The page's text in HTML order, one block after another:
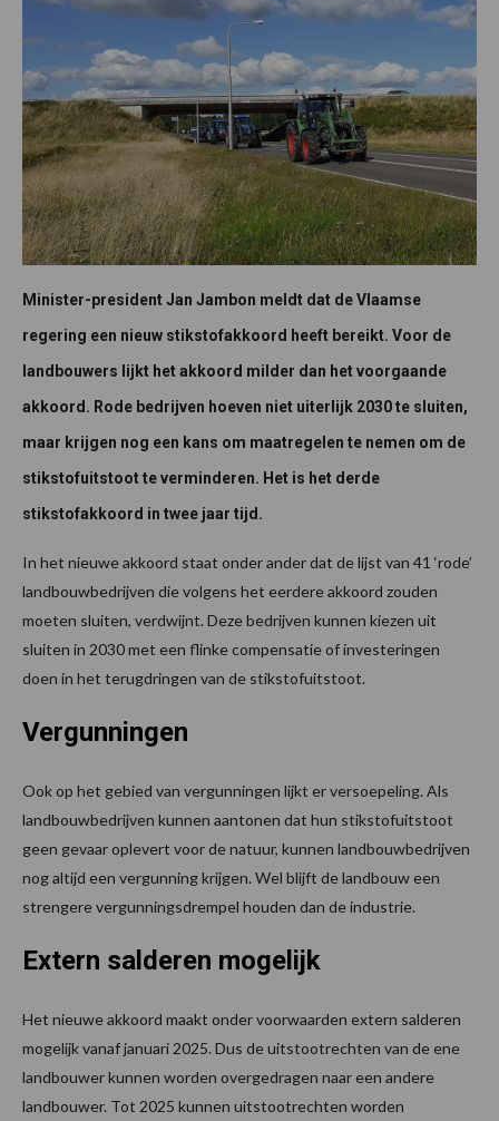
Minister-president Jan Jambon meldt dat de Vlaamse
regering een nieuw stikstofakkoord heeft bereikt. Voor de
landbouwers lijkt het akkoord milder dan het voorgaande
akkoord. Rode bedrijven hoeven niet uiterlijk 2030 te sluiten,
maar krijgen nog een kans om maatregelen te nemen om de
stikstofuitstoot te verminderen. Het is het derde
stikstofakkoord in twee jaar tijd.
In het nieuwe akkoord staat onder ander dat de lijst van 41 ‘rode’
landbouwbedrijven die volgens het eerdere akkoord zouden
moeten sluiten, verdwijnt. Deze bedrijven kunnen kiezen uit
sluiten in 2030 met een flinke compensatie of investeringen
doen in het terugdringen van de stikstofuitstoot.
Vergunningen
Ook op het gebied van vergunningen lijkt er versoepeling. Als
landbouwbedrijven kunnen aantonen dat hun stikstofuitstoot
geen gevaar oplevert voor de natuur, kunnen landbouwbedrijven
nog altijd een vergunning krijgen. Wel blijft de landbouw een
strengere vergunningsdrempel houden dan de industrie.
Extern salderen mogelijk
Het nieuwe akkoord maakt onder voorwaarden extern salderen
mogelijk vanaf januari 2025. Dus de uitstootrechten van de ene
landbouwer kunnen worden overgedragen naar een andere
landbouwer. Tot 2025 kunnen uitstootrechten worden